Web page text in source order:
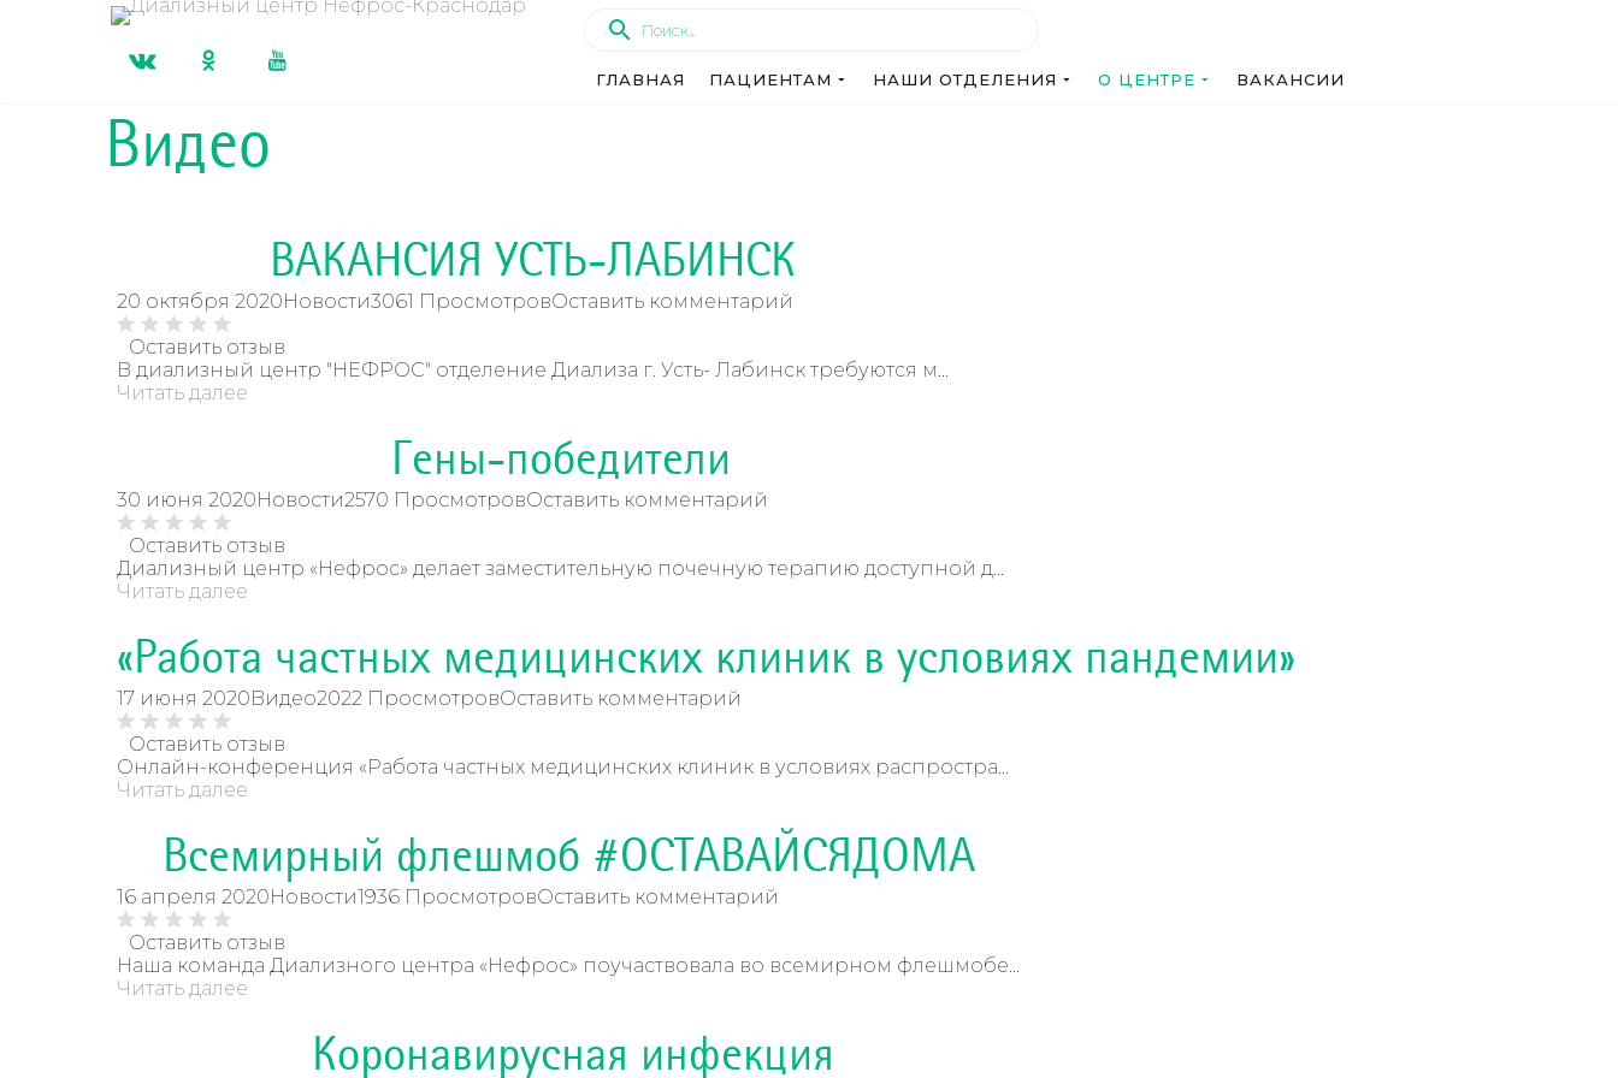
ГЛАВНАЯ ПАЦИЕНТАМ НАШИ ОТДЕЛЕНИЯ О ЦЕНТРЕ ВАКАНСИИ
Видео
ВАКАНСИЯ УСТЬ-ЛАБИНСК
20 октября 2020Новости3061 ПросмотровОставить комментарий
Оставить отзыв
В диализный центр "НЕФРОС" отделение Диализа г. Усть- Лабинск требуются м...
Читать далее
Гены-победители
30 июня 2020Новости2570 ПросмотровОставить комментарий
Оставить отзыв
Диализный центр «Нефрос» делает заместительную почечную терапию доступной д...
Читать далее
«Работа частных медицинских клиник в условиях пандемии»
17 июня 2020Видео2022 ПросмотровОставить комментарий
Оставить отзыв
Онлайн-конференция «Работа частных медицинских клиник в условиях распростра...
Читать далее
Всемирный флешмоб #ОСТАВАЙСЯДОМА
16 апреля 2020Новости1936 ПросмотровОставить комментарий
Оставить отзыв
Наша команда Диализного центра «Нефрос» поучаствовала во всемирном флешмобе...
Читать далее
Коронавирусная инфекция